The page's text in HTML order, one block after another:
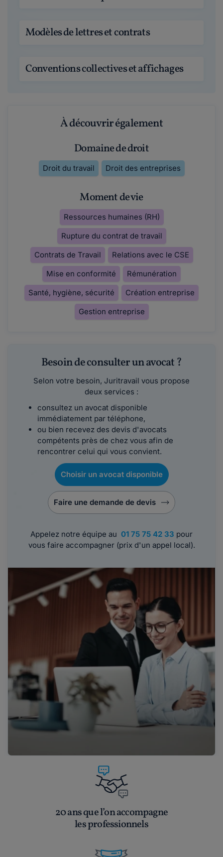
Modèles de lettres et contrats
Conventions collectives et affichages
À découvrir également
Domaine de droit
Droit du travail Droit des entreprises
Moment de vie
Ressources humaines (RH)
Rupture du contrat de travail
Contrats de Travail
Relations avec le CSE
Mise en conformité
Rémunération
Santé, hygiène, sécurité
Création entreprise
Gestion entreprise
Besoin de consulter un avocat ?
Selon votre besoin, Juritravail vous propose
deux services :
consultez un avocat disponible
immédiatement par téléphone,
ou bien recevez des devis d'avocats
compétents près de chez vous afin de
rencontrer celui qui vous convient.
Choisir un avocat disponible
Faire une demande de devis
Appelez notre équipe au 01 75 75 42 33 pour
vous faire accompagner (prix d'un appel local).
20 ans que l’on accompagne
les professionnels